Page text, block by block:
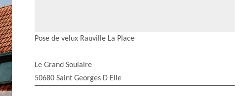
Pose de velux Rauville La Place
Le Grand Soulaire
50680 Saint Georges D Elle